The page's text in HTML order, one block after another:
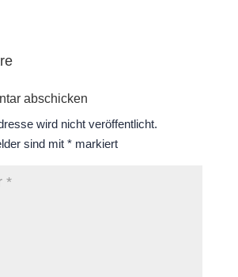
abschicken
wird nicht veröffentlicht.
sind mit *markiert